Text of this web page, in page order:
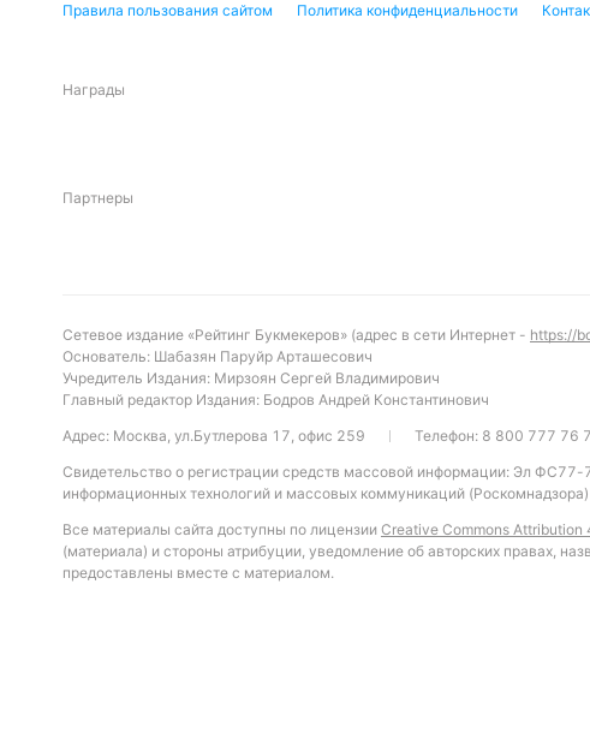
Правила пользования сайтом Политика конфиденциальности
Награды
Партнеры
Сетевое издание «Рейтинг Букмекеров» (адрес в сети Интернет - https://
Основатель: Шабазян Паруйр Арташесович
Учредитель Издания: Мирзоян Сергей Владимирович
Главный редактор Издания: Бодров Андрей Константинович
Адрес: Москва, ул.Бутлерова 17, офис 259
Телефон: 8 800 777 76
Свидетельство о регистрации средств массовой информации: Эл
информационных технологий и массовых коммуникаций
Все материалы сайта доступны по лицензии Creative Commons Attribution
(материала) и стороны атрибуции, уведомление об авторских правах,
предоставлены вместе с материалом.